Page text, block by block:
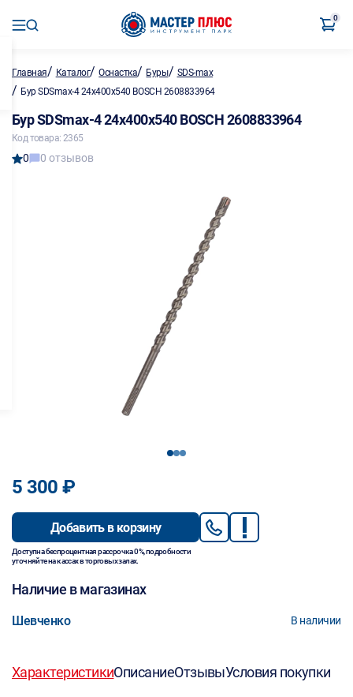
0
Главная/ Каталог/Оснастка/ Буры/ SDS-max
/ Бур SDSmax-4 24х400х540 BOSCH 2608833964
Бур SDSmax-4 24х400х540 BOSCH 2608833964
Код товара: 2365
0 0 отзывов
123
5 300 ₽
Добавить в корзину
Доступна беспроцентная рассрочка 0%, подробности
уточняйте на кассах в торговых залах.
Наличие в магазинах
Шевченко В наличии
ХарактеристикиОписаниеОтзывыУсловия покупки